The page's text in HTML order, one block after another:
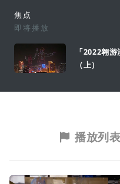
焦点
即将播放
「2022翱
（上）
播放列表